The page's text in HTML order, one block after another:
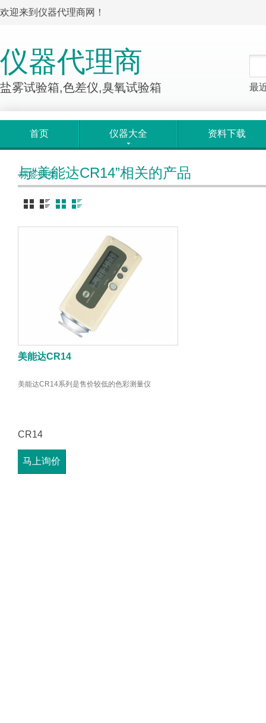
欢迎来到仪器代理商网！
仪器代理商
盐雾试验箱,色差仪,臭氧试验箱 最
首页 仪器大全 资料下载
标签归类
与“美能达CR14”相关的产品
美能达CR14
美能达CR14系列是售价较低的色彩测量仪
CR14
马上询价